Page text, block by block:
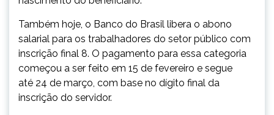
Também hoje, o Banco do Brasil libera o abono
salarial para os trabalhadores do setor público com
inscrição final 8. O pagamento para essa categoria
começou a ser feito em 15 de fevereiro e segue
até 24 de março, com base no dígito final da
inscrição do servidor.